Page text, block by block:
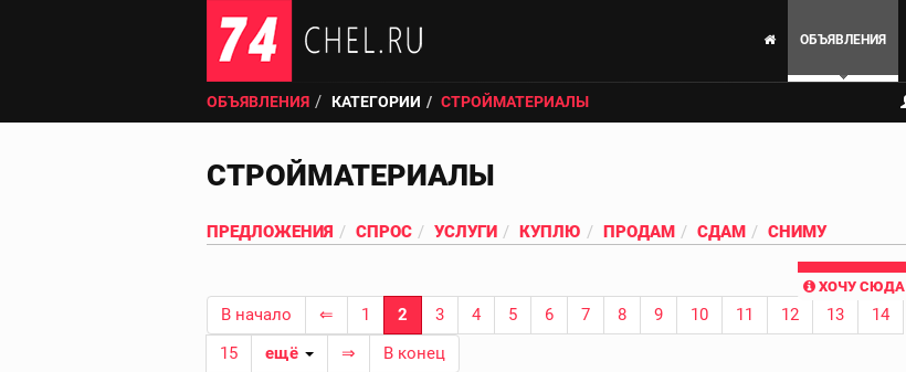
ОБЪЯВЛЕНИЯ
ОБЪЯВЛЕНИЯ КАТЕГОРИИ СТРОЙМАТЕРИАЛЫ
СТРОЙМАТЕРИАЛЫ
ПРЕДЛОЖЕНИЯ СПРОС УСЛУГИ КУПЛЮ ПРОДАМ СДАМ СНИМУ
ХОЧУ СЮДА
В начало ⇐ 1 2 3 4 5 6 7 8 9 10 11 12 13
14
15
ещё ⇒ В конец